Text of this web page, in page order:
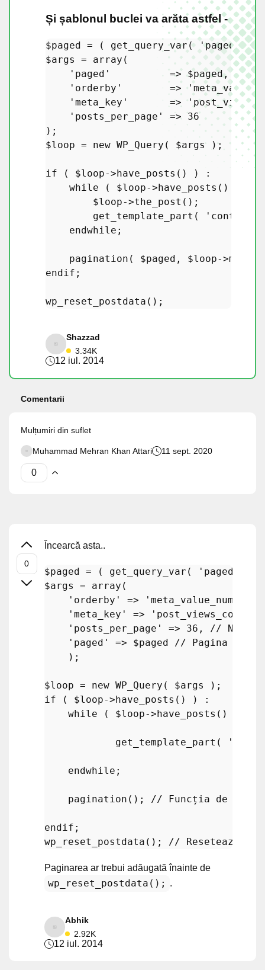
Și șablonul buclei va arăta astfel -
$paged = ( get_query_var ( 'paged' ) )
$args
= array (
'paged'
          =>
$paged,
'orderby'
        =>
'meta_key'
       =>
'posts_per_page'
=> 36
$loop = new WP_Query ( $args );
if ( $loop->have_posts () ) :
while ( $loop->have_posts () ) :
$loop->the_post ();
get_template_part ( 'content'
endwhile ;
pagination ( $paged , $loop-
endif ;
wp_reset_postdata
Shazzad
3.34K
12 iul. 2014
Comentarii
Mulțumiri din suflet
Muhammad Mehran Khan Attari 11 sept. 2020
Încearcă asta..
$paged = ( get_query_var ( 'paged'
$args
= array (
'orderby'
=> 'meta_value_num'
'meta_key'
=> 'post_views_count'
'posts_per_page'
=> 36 ,
//
'paged'
=> $paged
// Pagina
    );
$loop = new WP_Query ( $args
if ( $loop->have_posts () ) :
while ( $loop->have_posts () ) :
get_template_part (
endwhile ;
pagination (); // Funcția de
endif
wp_reset_postdata (); // Resetează
Paginarea ar trebui adăugată înainte de
wp_reset_postdata(); .
Abhik
2.92K
12 iul. 2014